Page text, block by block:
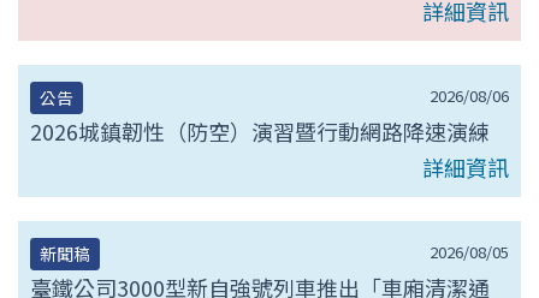
詳細資訊
2026/08/06
公告
2026城鎮韌性（防空）演習暨行動網路降速演練
詳細資訊
2026/08/05
新聞稿
臺鐵公司3000型新自強號列車推出「車廂清潔通